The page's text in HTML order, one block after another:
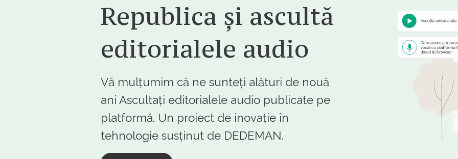
Republica și ascultă
editorialele audio
Vă mulțumim că ne sunteți alături de nouă
ani Ascultați editorialele audio publicate pe
platformă. Un proiect de inovație în
tehnologie susținut de DEDEMAN.